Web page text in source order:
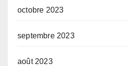
octobre 2023
septembre 2023
août 2023